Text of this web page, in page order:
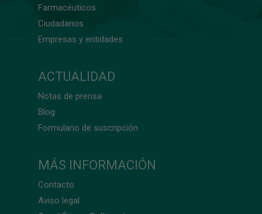
Farmacéuticos
Ciudadanos
Empresas y entidades
ACTUALIDAD
Notas de prensa
Blog
Formulario de suscripción
MÁS INFORMACIÓN
Contacto
Aviso legal